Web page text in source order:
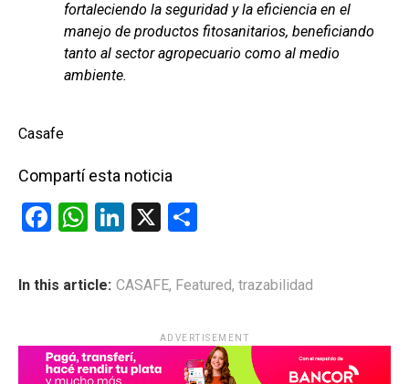
fortaleciendo la seguridad y la eficiencia en el
manejo de productos fitosanitarios, beneficiando
tanto al sector agropecuario como al medio
ambiente.
Casafe
Compartí esta noticia
F
ce
o
W
at
p
Li
ke
X
m
ar
tir
In this article: CASAFE, Featured, trazabilidad
ADVERTISEMENT